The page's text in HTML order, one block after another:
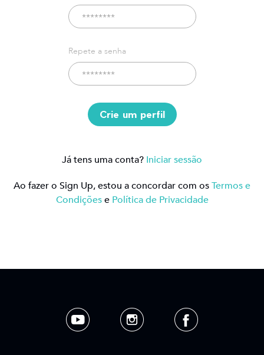
Repete a senha
Crie um perfil
Já tens uma conta? Iniciar sessão
Ao fazer o Sign Up, estou a concordar com osTermos e
Condiçõese Política de Privacidade